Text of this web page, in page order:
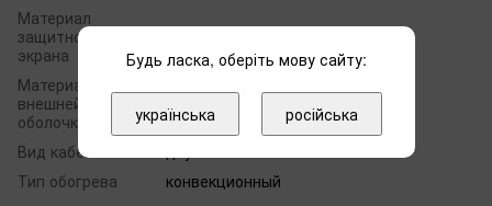
Материал
защитного
экрана
Материал
внешней
оболочки
поливинилхлорид (PVC)
Вид кабеля
Тип обогрева
конвекционный
Будь ласка, оберіть мову сайту:
українська російська